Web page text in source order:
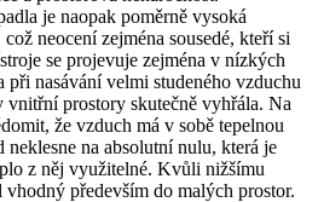
je naopak poměrně vysoká
neocení zejména sousedé, kteří si
se projevuje zejména v nízkých
nasávání velmi studeného vzduchu
prostory skutečně vyhřála. Na
že vzduch má v sobě tepelnou
na absolutní nulu, která je
z něj využitelné. Kvůli nižšímu
především do malých prostor.